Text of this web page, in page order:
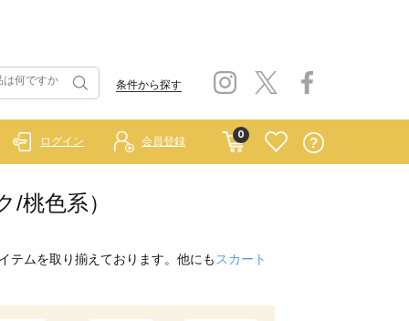
条件から探す
0
ログイン 会員登録
桃色系）
テムを取り揃えております。他にも スカート